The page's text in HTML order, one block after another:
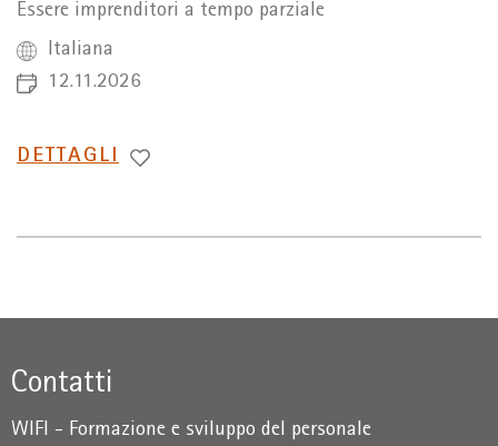
Essere imprenditori a tempo parziale
Italiana
12.11.2026
PASSA
DETTAGLI
Contatti
WIFI - Formazione e sviluppo del personale